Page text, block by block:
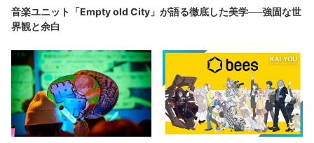
音楽ユニット「Empty old City」が語る徹底した美学──強固な世
界観と余白